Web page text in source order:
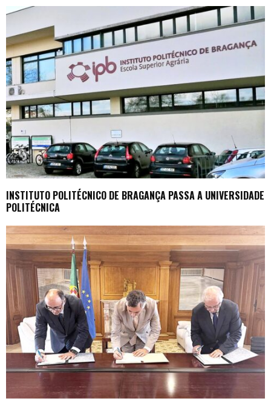
INSTITUTO POLITÉCNICO DE BRAGANÇA PASSA A UNIVERSIDADE
POLITÉCNICA